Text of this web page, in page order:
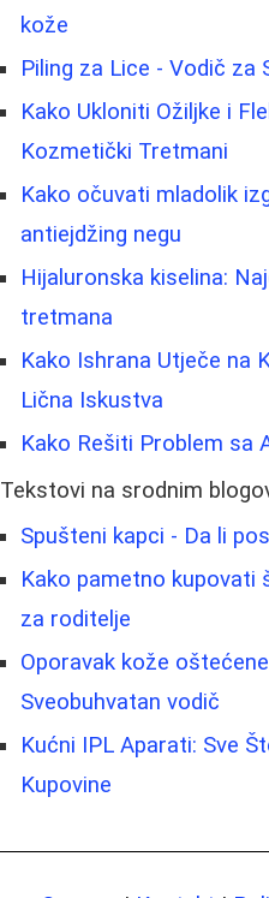
kože
Piling za Lice - Vodič za
Kako Ukloniti Ožiljke i
Kozmetički Tretmani
Kako očuvati mladolik
antiejdžing negu
Hijaluronska kiselina:
tretmana
Kako Ishrana Utječe na
Lična Iskustva
Kako Rešiti Problem sa
Tekstovi na srodnim
Spušteni kapci - Da li
Kako pametno kupovati
za roditelje
Oporavak kože
Sveobuhvatan vodič
Kućni IPL Aparati: Sve
Kupovine